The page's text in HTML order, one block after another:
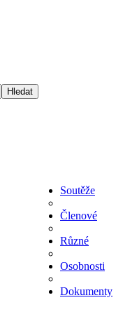
Soutěže
Členové
Různé
Osobnosti
Dokumenty